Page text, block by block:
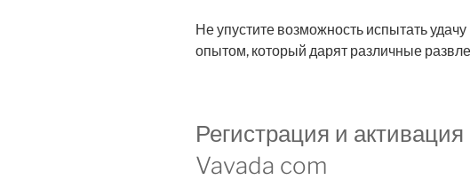
Не упустите возможность испытать
опытом, который дарят различные
Регистрация и
Vavada com